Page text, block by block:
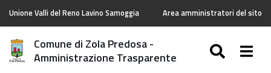
Unione Valli del Reno Lavino Samoggia Area amministratori del sito
Comune di Zola Predosa -
Amministrazione Trasparente